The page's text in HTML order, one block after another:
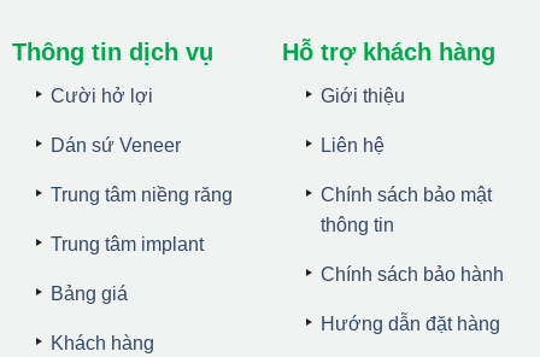
Thông tin dịch vụ
Cười hở lợi
Dán sứ Veneer
Trung tâm niềng răng
Trung tâm implant
Bảng giá
Khách hàng
Hỗ trợ khách hàng
Giới thiệu
Liên hệ
Chính sách bảo mật
thông tin
Chính sách bảo hành
Hướng dẫn đặt hàng